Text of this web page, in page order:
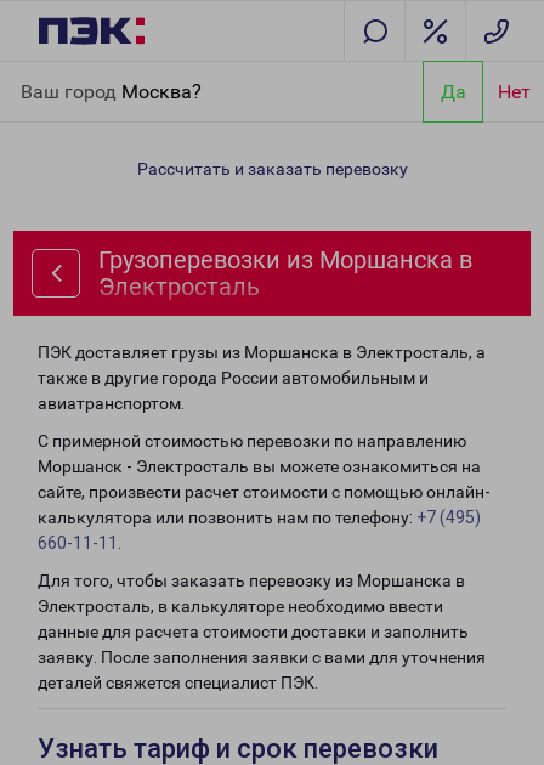
Ваш город Москва? Да Нет
Электросталь
Рассчитать и заказать перевозку
Грузоперевозки из Моршанска в
Электросталь
ПЭК доставляет грузы из Моршанска в Электросталь, а
также в другие города России автомобильным и
авиатранспортом.
С примерной стоимостью перевозки по направлению
Моршанск - Электросталь вы можете ознакомиться на
сайте, произвести расчет стоимости с помощью онлайн-
калькулятора или позвонить нам по телефону: +7 (495)
660-11-11
Для того, чтобы заказать перевозку из Моршанска в
Электросталь, в калькуляторе необходимо ввести
данные для расчета стоимости доставки и заполнить
заявку. После заполнения заявки с вами для уточнения
деталей свяжется специалист ПЭК.
Узнать тариф и срок перевозки